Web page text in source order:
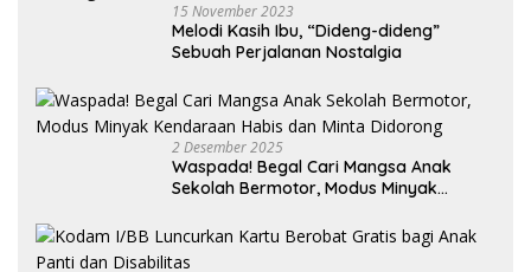
15 November 2023
Melodi Kasih Ibu, “Dideng-dideng”
Sebuah Perjalanan Nostalgia
2 Desember 2025
Waspada! Begal Cari Mangsa Anak
Sekolah Bermotor, Modus Minyak